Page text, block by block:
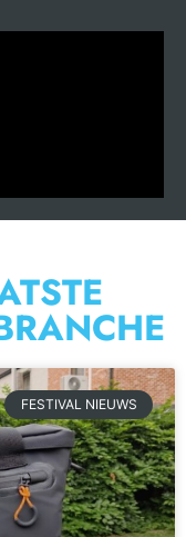
FESTIVAL NIEUWS